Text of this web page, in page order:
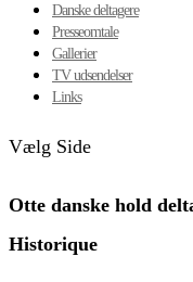
Danske deltagere
Presseomtale
Gallerier
TV udsendelser
Links
Vælg Side
Otte danske hold
Historique